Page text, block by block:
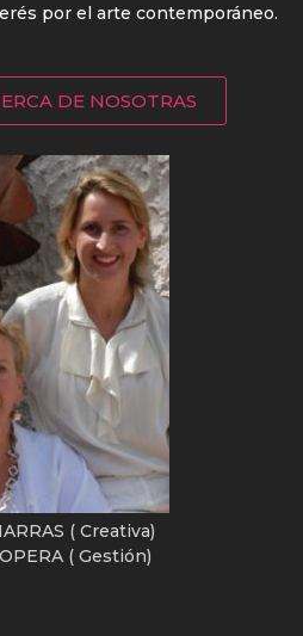
por el arte contemporáneo.
DE NOSOTRAS
( Creativa)
( Gestión)